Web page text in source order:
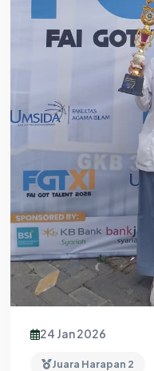
24 Jan 2026
Juara Harapan 2